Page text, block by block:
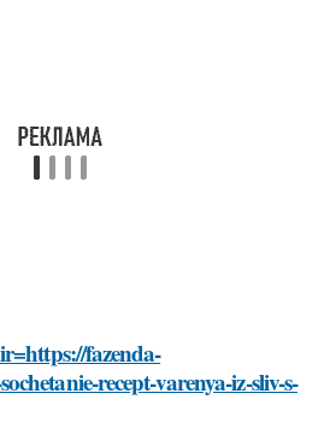
fazenda-
recept-varenya-iz-sliv-s-